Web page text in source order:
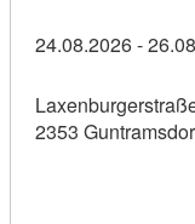
24.08.2026 -
2353